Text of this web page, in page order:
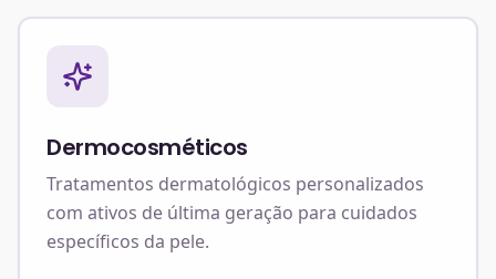
Dermocosméticos
Tratamentos dermatológicos personalizados
com ativos de última geração para cuidados
específicos da pele.